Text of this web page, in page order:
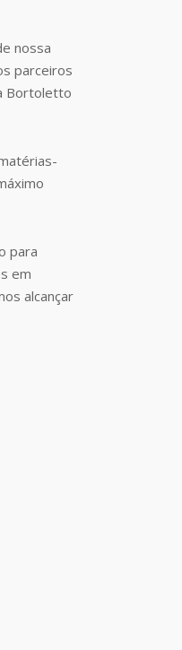
nossa
parceiros
Bortoletto
para
em
alcançar